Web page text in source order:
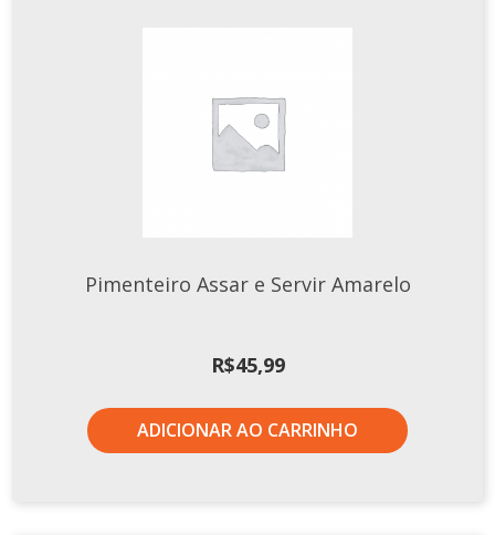
Pimenteiro Assar e Servir Amarelo
R$45,99
ADICIONAR AO CARRINHO